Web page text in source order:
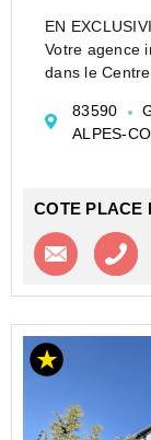
EN
Votre agence
dans le
chambres,
Non loi...
83590
ALPES-
COTE PLACE